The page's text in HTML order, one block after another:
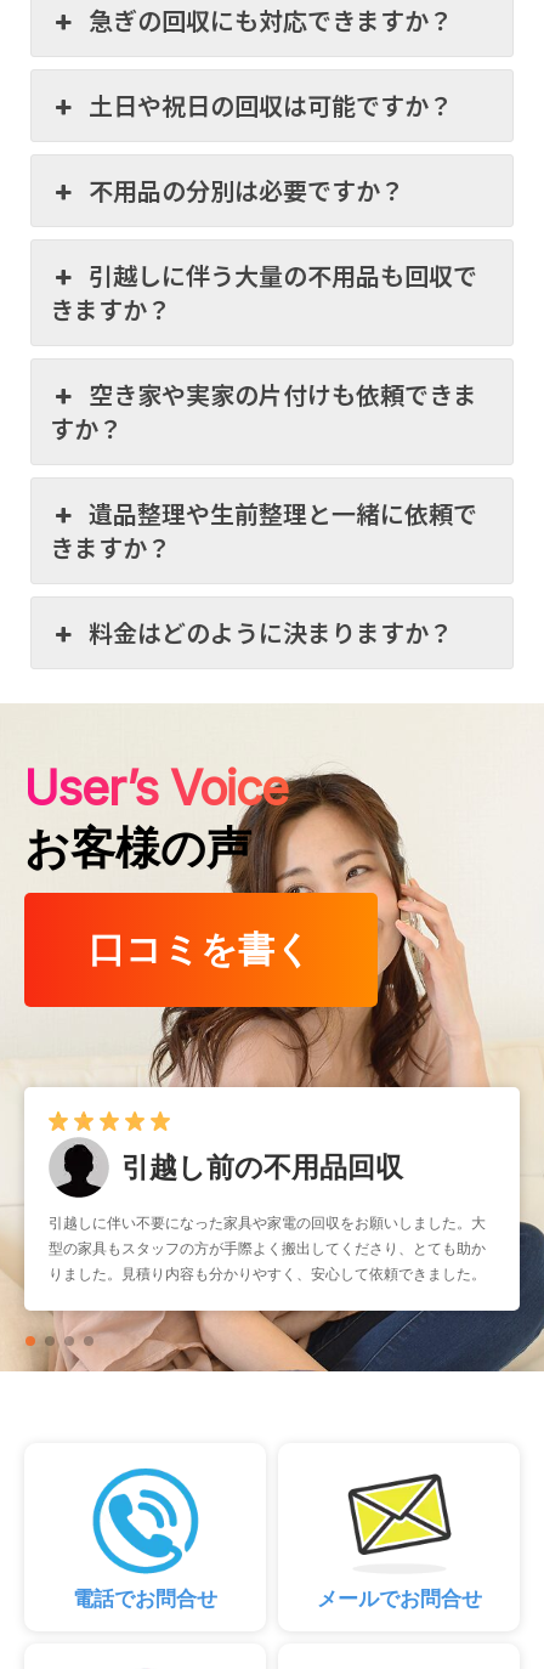
急ぎの回収にも対応できますか？
土日や祝日の回収は可能ですか？
不用品の分別は必要ですか？
引越しに伴う大量の不用品も回収で
きますか？
空き家や実家の片付けも依頼できま
すか？
遺品整理や生前整理と一緒に依頼で
きますか？
料金はどのように決まりますか？
User’s Voice
お客様の声
口コミを書く
引越し前の不用品回収
引越しに伴い不要になった家具や家電の回収をお願いしました。大
型の家具もスタッフの方が手際よく搬出してくださり、とても助か
りました。見積り内容も分かりやすく、安心して依頼できました。
電話でお問合せ メールでお問合せ